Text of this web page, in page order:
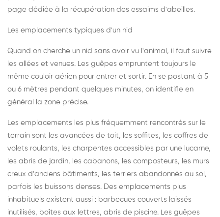
page dédiée à la récupération des essaims d'abeilles.
Les emplacements typiques d'un nid
Quand on cherche un nid sans avoir vu l'animal, il faut suivre
les allées et venues. Les guêpes empruntent toujours le
même couloir aérien pour entrer et sortir. En se postant à 5
ou 6 mètres pendant quelques minutes, on identifie en
général la zone précise.
Les emplacements les plus fréquemment rencontrés sur le
terrain sont les avancées de toit, les soffites, les coffres de
volets roulants, les charpentes accessibles par une lucarne,
les abris de jardin, les cabanons, les composteurs, les murs
creux d'anciens bâtiments, les terriers abandonnés au sol,
parfois les buissons denses. Des emplacements plus
inhabituels existent aussi : barbecues couverts laissés
inutilisés, boîtes aux lettres, abris de piscine. Les guêpes